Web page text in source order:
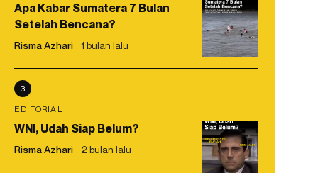
Apa Kabar Sumatera 7 Bulan
Setelah Bencana?
Risma Azhari 1 bulan lalu
3
EDITORIAL
WNI, Udah Siap Belum?
Risma Azhari 2 bulan lalu